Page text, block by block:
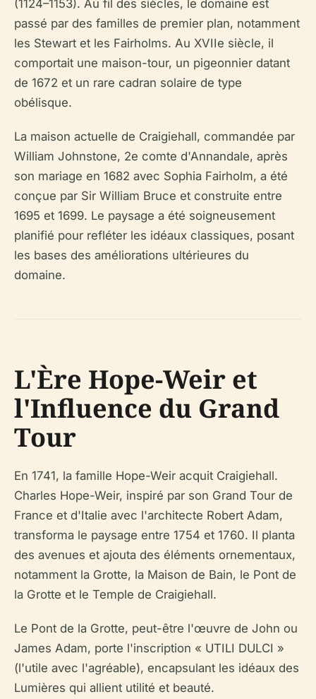
(1124–1153). Au fil des siècles, le domaine est
passé par des familles de premier plan, notamment
les Stewart et les Fairholms. Au XVIIe siècle, il
comportait une maison-tour, un pigeonnier datant
de 1672 et un rare cadran solaire de type
obélisque.
La maison actuelle de Craigiehall, commandée par
William Johnstone, 2e comte d'Annandale, après
son mariage en 1682 avec Sophia Fairholm, a été
conçue par Sir William Bruce et construite entre
1695 et 1699. Le paysage a été soigneusement
planifié pour refléter les idéaux classiques, posant
les bases des améliorations ultérieures du
domaine.
L'Ère Hope-Weir et
l'Influence du Grand
Tour
En 1741, la famille Hope-Weir acquit Craigiehall.
Charles Hope-Weir, inspiré par son Grand Tour de
France et d'Italie avec l'architecte Robert Adam,
transforma le paysage entre 1754 et 1760. Il planta
des avenues et ajouta des éléments ornementaux,
notamment la Grotte, la Maison de Bain, le Pont de
la Grotte et le Temple de Craigiehall.
Le Pont de la Grotte, peut-être l'œuvre de John ou
James Adam, porte l'inscription « UTILI DULCI »
(l'utile avec l'agréable), encapsulant les idéaux des
Lumières qui allient utilité et beauté.